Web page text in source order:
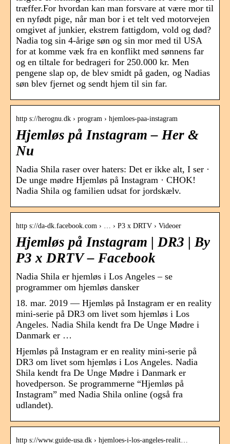
træffer.For hvordan kan man forsvare at være mor til
en nyfødt pige, når man bor i et telt ved motorvejen
omgivet af junkier, ekstrem fattigdom, vold og død?
Nadia tog sin 4-årige søn og sin mor med til USA
for at komme væk fra en konflikt med sønnens far
og en tiltale for bedrageri for 250.000 kr. Men
pengene slap op, de blev smidt på gaden, og Nadias
søn blev fjernet og sendt hjem til sin far.
http s://herognu.dk › program › hjemloes-paa-instagram
Hjemløs på Instagram – Her &
Nu
Nadia Shila raser over haters: Det er ikke alt, I ser ·
De unge mødre Hjemløs på Instagram · CHOK!
Nadia Shila og familien udsat for jordskælv.
http s://da-dk.facebook.com › … › P3 x DRTV › Videoer
Hjemløs på Instagram | DR3 | By
P3 x DRTV – Facebook
Nadia Shila er hjemløs i Los Angeles – se
programmer om hjemløs dansker
18. mar. 2019 — Hjemløs på Instagram er en reality
mini-serie på DR3 om livet som hjemløs i Los
Angeles. Nadia Shila kendt fra De Unge Mødre i
Danmark er …
Hjemløs på Instagram er en reality mini-serie på
DR3 om livet som hjemløs i Los Angeles. Nadia
Shila kendt fra De Unge Mødre i Danmark er
hovedperson. Se programmerne “Hjemløs på
Instagram” med Nadia Shila online (også fra
udlandet).
http s://www.guide-usa.dk › hjemloes-i-los-angeles-realit…